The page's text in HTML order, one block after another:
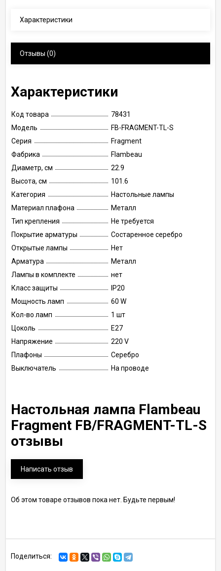
Характеристики
Отзывы (0)
Характеристики
Код товара
78431
Модель
FB-FRAGMENT-TL-S
Серия
Fragment
Фабрика
Flambeau
Диаметр, см
22.9
Высота, см
101.6
Категория
Настольные лампы
Материал плафона
Металл
Тип крепления
Не требуется
Покрытие арматуры
Состаренное серебро
Открытые лампы
Нет
Арматура
Металл
Лампы в комплекте
нет
Класс защиты
IP20
Мощность ламп
60 W
Кол-во ламп
1 шт
Цоколь
E27
Напряжение
220 V
Плафоны
Серебро
Выключатель
На проводе
Настольная лампа Flambeau
Fragment FB/FRAGMENT-TL-S
отзывы
Написать отзыв
Об этом товаре отзывов пока нет. Будьте первым!
Поделиться: